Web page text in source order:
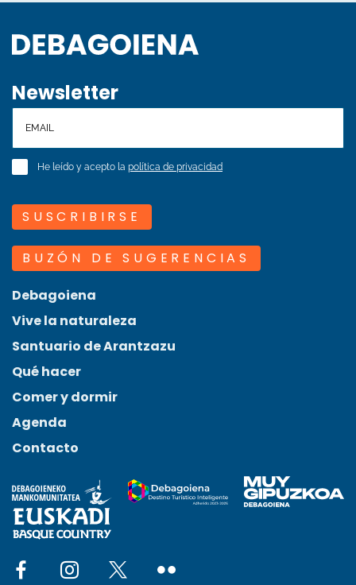
Newsletter
He leído y acepto la política de privacidad
SUSCRIBIRSE
BUZÓN DE SUGERENCIAS
Debagoiena
Vive la naturaleza
Santuario de Arantzazu
Qué hacer
Comer y dormir
Agenda
Contacto
Social network facebook
Social network instagram
Social network x
Social network flickr